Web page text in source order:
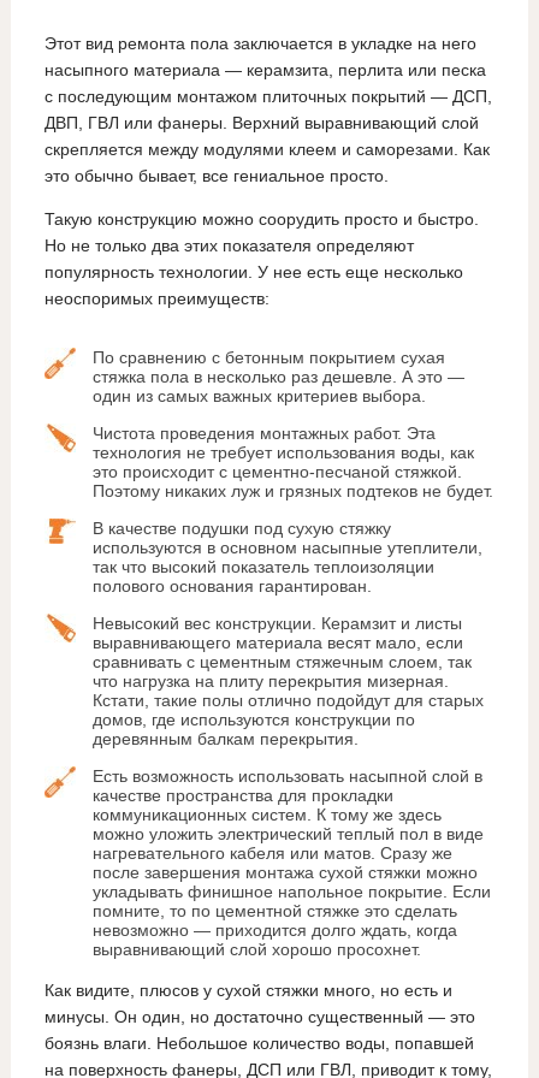
Этот вид ремонта пола заключается в укладке на него
насыпного материала — керамзита, перлита или песка
с последующим монтажом плиточных покрытий — ДСП,
ДВП, ГВЛ или фанеры. Верхний выравнивающий слой
скрепляется между модулями клеем и саморезами. Как
это обычно бывает, все гениальное просто.
Такую конструкцию можно соорудить просто и быстро.
Но не только два этих показателя определяют
популярность технологии. У нее есть еще несколько
неоспоримых преимуществ:
По сравнению с бетонным покрытием сухая
стяжка пола в несколько раз дешевле. А это —
один из самых важных критериев выбора.
Чистота проведения монтажных работ. Эта
технология не требует использования воды, как
это происходит с цементно-песчаной стяжкой.
Поэтому никаких луж и грязных подтеков не будет.
В качестве подушки под сухую стяжку
используются в основном насыпные утеплители,
так что высокий показатель теплоизоляции
полового основания гарантирован.
Невысокий вес конструкции. Керамзит и листы
выравнивающего материала весят мало, если
сравнивать с цементным стяжечным слоем, так
что нагрузка на плиту перекрытия мизерная.
Кстати, такие полы отлично подойдут для старых
домов, где используются конструкции по
деревянным балкам перекрытия.
Есть возможность использовать насыпной слой в
качестве пространства для прокладки
коммуникационных систем. К тому же здесь
можно уложить электрический теплый пол в виде
нагревательного кабеля или матов. Сразу же
после завершения монтажа сухой стяжки можно
укладывать финишное напольное покрытие. Если
помните, то по цементной стяжке это сделать
невозможно — приходится долго ждать, когда
выравнивающий слой хорошо просохнет.
Как видите, плюсов у сухой стяжки много, но есть и
минусы. Он один, но достаточно существенный — это
боязнь влаги. Небольшое количество воды, попавшей
на поверхность фанеры, ДСП или ГВЛ, приводит к тому,